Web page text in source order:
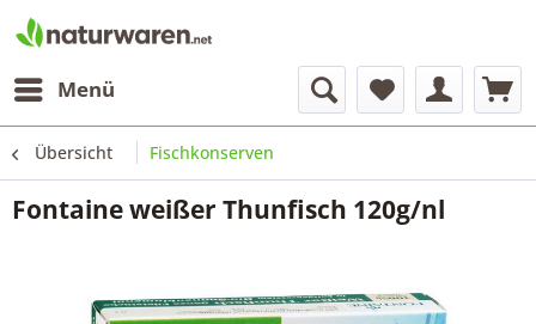
Menü
Übersicht Fischkonserven
Fontaine weißer Thunfisch 120g/nl